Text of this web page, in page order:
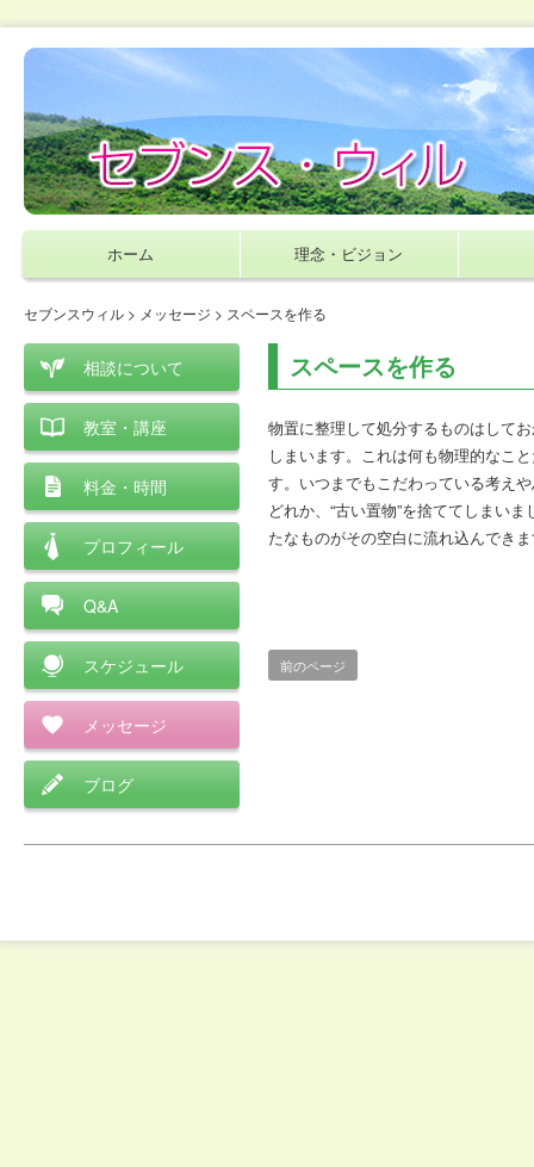
ホーム 理念・ビジョン
セブンスウィル > メッセージ > スペースを作る
スペースを作る
物置に整理して処分するものはして
しまいます。これは何も物理的なこ
す。いつまでもこだわっている考え
どれか、“古い置物”を捨ててしまい
たなものがその空白に流れ込んでき
前のページ
相談について
教室・講座
料金・時間
プロフィール
Q&A
スケジュール
メッセージ
ブログ